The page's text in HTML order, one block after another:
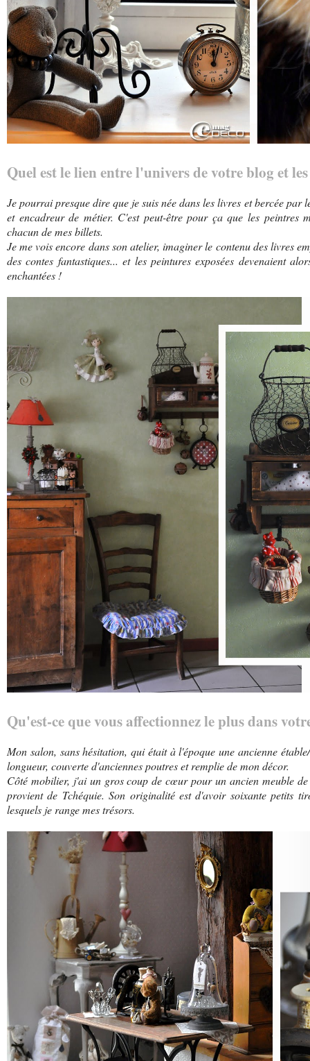
Quel est le lien entre l'univers de votre blog et
Je pourrai presque dire que je suis née dans les livres et bercée
et encadreur de métier. C'est peut-être pour ça que les
chacun de mes billets.
Je me vois encore dans son atelier, imaginer le contenu des livres
des contes fantastiques... et les peintures exposées devenaient
enchantées !
Qu'est-ce que vous affectionnez le plus dans
Mon salon, sans hésitation, qui était à l'époque une ancienne
longueur, couverte d'anciennes poutres et remplie de mon décor.
Côté mobilier, j'ai un gros coup de cœur pour un ancien meuble
provient de Tchéquie. Son originalité est d'avoir soixante petits
lesquels je range mes trésors.